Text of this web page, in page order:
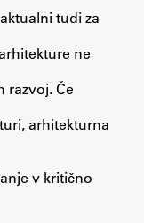
tudi za
ne
razvoj. Če
arhitekturna
v kritično